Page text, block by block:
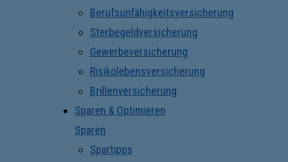
Berufsunfähigkeitsversicherung
Sterbegeldversicherung
Gewerbeversicherung
Risikolebensversicherung
Brillenversicherung
Sparen & Optimieren
Sparen
Spartipps